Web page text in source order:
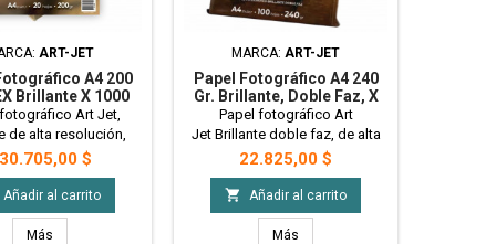
ART-JET
A4 200
Brillante X 1000
Art Jet PRECIO
Art Jet,
de alta resolución,
al agua. Colores
Recomendado
en el hogar
a su añadido de
permitiendo asi, ser
$
Añadir al carrito
Más
MARCA: ART-JET
Papel Fotográfico A4 240
Gr. Brillante, Doble Faz, X
100 Hojas - Art Jet
Papel fotográfico Art
Jet Brillante doble faz, de alta
resolución. Colores vivos y muy
intensos. De apariencia muy
similar al papel opalina. Ideal
para fotolibros, tarjetas
personales, grafica en general.
Precio
22.825,00 $
 Añadir al carrito
Más